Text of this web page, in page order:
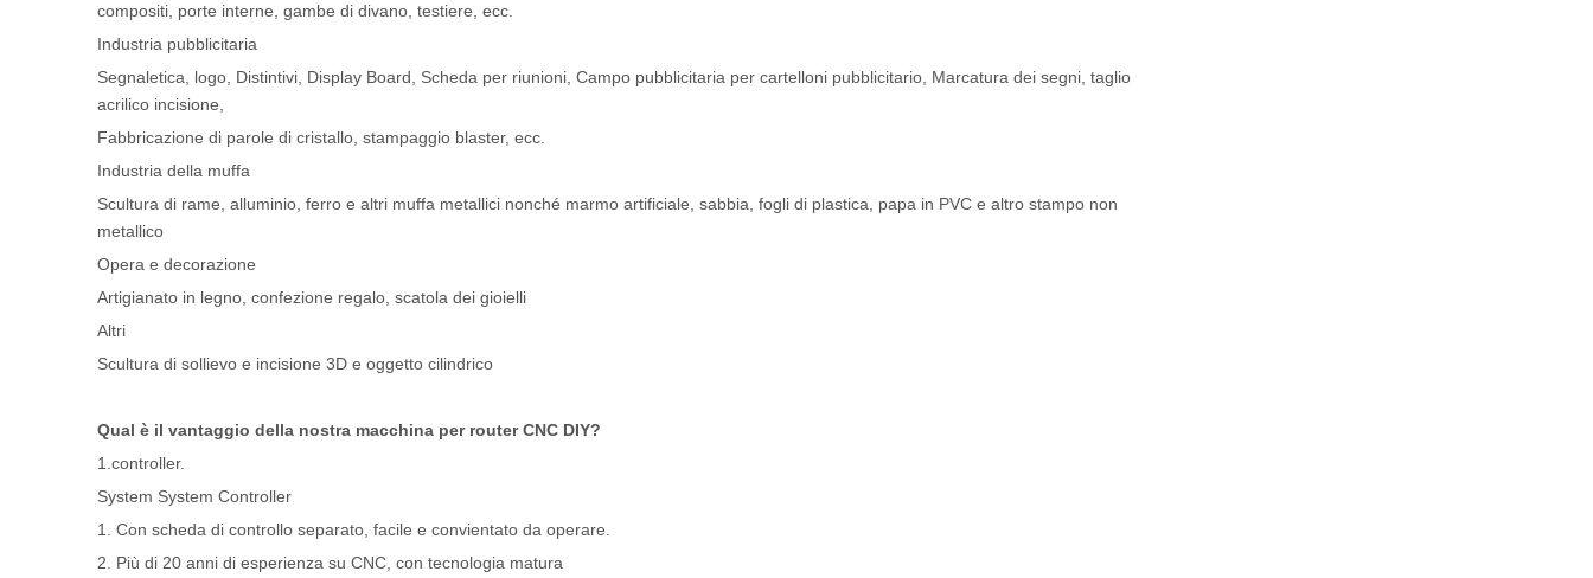
compositi, porte interne, gambe di divano, testiere, ecc.
Industria pubblicitaria
Segnaletica, logo, Distintivi, Display Board, Scheda per riunioni, Campo pubblicitaria per cartelloni pubblicitario, Marcatura dei segni, taglio
acrilico incisione,
Fabbricazione di parole di cristallo, stampaggio blaster, ecc.
Industria della muffa
Scultura di rame, alluminio, ferro e altri muffa metallici nonché marmo artificiale, sabbia, fogli di plastica, papa in PVC e altro stampo non
metallico
Opera e decorazione
Artigianato in legno, confezione regalo, scatola dei gioielli
Altri
Scultura di sollievo e incisione 3D e oggetto cilindrico
Qual è il vantaggio della nostra macchina per router CNC DIY?
1.controller.
System System Controller
1. Con scheda di controllo separato, facile e convientato da operare.
2. Più di 20 anni di esperienza su CNC, con tecnologia matura